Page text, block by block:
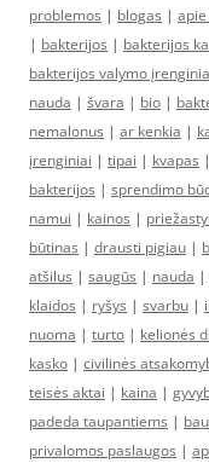
problemos | blogas |
| bakterijos | bakterijos
bakterijos valymo
nauda | švara | bio |
nemalonus | ar kenkia |
įrenginiai | tipai | kvapas |
bakterijos | sprendimo
namui | kainos |
būtinas | drausti pigiau |
atšilus | saugūs | nauda |
klaidos | ryšys | svarbu |
nuoma | turto | kelionės
kasko | civilinės
teisės aktai | kaina |
padeda taupantiems |
privalomos paslaugos |